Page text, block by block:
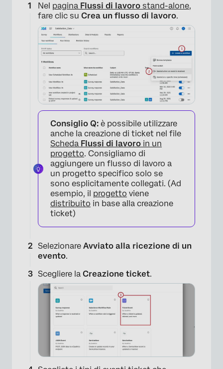
Nel pagina Flussi di lavoro stand-alone,
fare clic su Crea un flusso di lavoro.
Consiglio Q: è possibile utilizzare
anche la creazione di ticket nel file
Scheda Flussi di lavoro in un
progetto. Consigliamo di
aggiungere un flusso di lavoro a
un progetto specifico solo se
sono esplicitamente collegati. (Ad
esempio, il progetto viene
distribuito in base alla creazione
ticket)
Selezionare Avviato alla ricezione di un
evento.
Scegliere la Creazione ticket.